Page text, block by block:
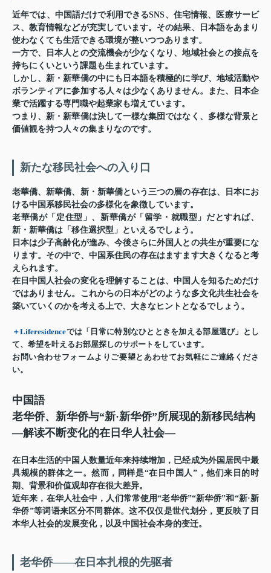
近年では、中国語だけで利用できるSNS、住宅情報、医療サービ
ス、教育情報などが充実しています。その結果、日本語をあまり
使わなくても生活できる環境が整いつつあります。
一方で、日本人との交流機会が少なくなり、地域社会との接点を
持ちにくいという課題も生まれています。
しかし、新・新華僑の中にも日本語を積極的に学び、地域活動や
ボランティアに参加する人々は少なくありません。また、日本企
業で活躍する専門職や起業家も増えています。
つまり、新・新華僑は決して一様な集団ではなく、多様な背景と
価値観を持つ人々の集まりなのです。
新たな移民社会への入り口
老華僑、新華僑、新・新華僑という三つの層の存在は、日本にお
ける中国系移民社会の多様化を象徴しています。
老華僑が「定住型」、新華僑が「留学・就職型」だとすれば、
新・新華僑は「移住選択型」といえるでしょう。
日本は少子高齢化が進み、今後さらに外国人との共生が重要にな
ります。その中で、中国系住民の存在はますます大きくなると考
えられます。
在日中国人社会の変化を理解することは、中国人を知るためだけ
ではありません。これからの日本がどのような多文化共生社会を
築いていくのかを考える上で、大きなヒントとなるでしょう。
＋Liferesidenceでは「日常に特別なひとときを加える部屋選び」とし
て、希望を叶えるお部屋探しのサポートをしています。
お問い合わせフォームよりご要望とあわせてお気軽にご連絡くださ
い。
中国語
老华侨、新华侨与“新·新华侨”所展现的新移民结构
—解读不断变化的在日华人社会—
在日本生活的中国人数量近年来持续增加，已经成为外国居民中最
具规模的群体之一。然而，同样是“在日中国人”，他们来日的时
期、背景和价值观却存在很大差异。
近年来，在华人社会中，人们常常使用“老华侨”“新华侨”和“新·新
华侨”等词语来区分不同群体。这不仅仅是世代划分，更反映了日
本华人社会的发展变化，以及中国社会本身的变迁。
老华侨——在日本扎根的先驱者